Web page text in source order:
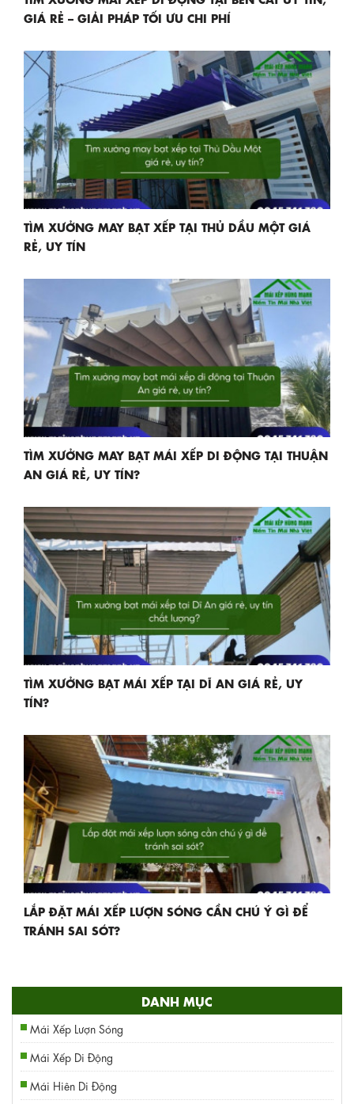
GIÁ RẺ – GIẢI PHÁP TỐI ƯU CHI PHÍ
TÌM XƯỞNG MAY BẠT XẾP TẠI THỦ DẦU MỘT GIÁ
RẺ, UY TÍN
TÌM XƯỞNG MAY BẠT MÁI XẾP DI ĐỘNG TẠI THUẬN
AN GIÁ RẺ, UY TÍN?
TÌM XƯỞNG BẠT MÁI XẾP TẠI DĨ AN GIÁ RẺ, UY
TÍN?
LẮP ĐẶT MÁI XẾP LƯỢN SÓNG CẦN CHÚ Ý GÌ ĐỂ
TRÁNH SAI SÓT?
DANH MỤC
Mái Xếp Lượn Sóng
Mái Xếp Di Động
Mái Hiên Di Động